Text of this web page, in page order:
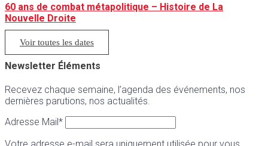
60 ans de combat métapolitique – Histoire de La
Nouvelle Droite
Voir toutes les dates
Newsletter Éléments
Recevez chaque semaine, l’agenda des événements, nos
dernières parutions, nos actualités.
Adresse Mail*